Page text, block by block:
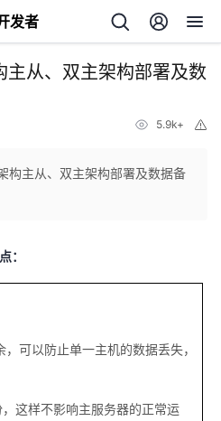
发者
从、双主架构部署及数
5.9k+
构主从、双主架构部署及数据备
：
可以防止单一主机的数据丢失，
这样不影响主服务器的正常运